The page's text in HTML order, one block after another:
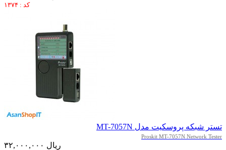
کد : ۱۳۷۴
تستر شبکه پروسکیت مدل MT-7057N
Proskit MT-7057N Network Tester
۳۲,۰۰۰,۰۰۰ ریال